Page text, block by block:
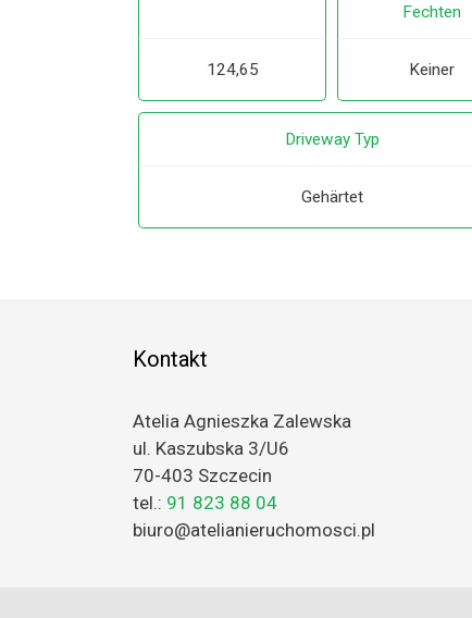
124,65
Fechten
Keiner
Driveway Typ
Gehärtet
Kontakt
Atelia Agnieszka Zalewska
ul. Kaszubska 3/U6
70-403 Szczecin
tel.: 91 823 88 04
biuro@atelianieruchomosci.pl